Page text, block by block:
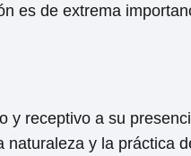
es de extrema
y receptivo a su
y la práctica